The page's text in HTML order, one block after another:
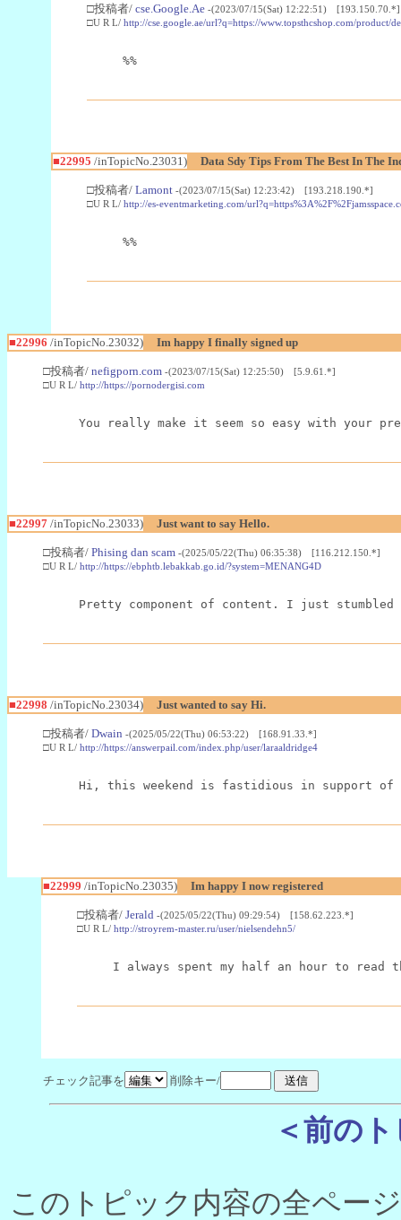
□投稿者/ cse.Google.Ae -(2023/07/15(Sat) 12:22:51) [193.150.70.*]
□U R L/ http://cse.google.ae/url?q=https://www.topsthcshop.com/
%%
■22995 /inTopicNo.23031) Data Sdy Tips From The Best In The
□投稿者/ Lamont -(2023/07/15(Sat) 12:23:42) [193.218.190.*]
□U R L/ http://es-eventmarketing.com/
%%
■22996 /inTopicNo.23032) Im happy I finally signed up
□投稿者/ nefigporn.com -(2023/07/15(Sat) 12:25:50) [5.9.61.*]
□U R L/ http://https://pornodergisi.com
You really make it seem so easy with your
■22997 /inTopicNo.23033) Just want to say Hello.
□投稿者/ Phising dan scam -(2025/05/22(Thu) 06:35:38) [116.212.150.*]
□U R L/ http://https://ebphtb.lebakkab.go.id/?system=MENANG4D
Pretty component of content. I just
■22998 /inTopicNo.23034) Just wanted to say Hi.
□投稿者/ Dwain -(2025/05/22(Thu) 06:53:22) [168.91.33.*]
□U R L/ http://https://answerpail.com/index.php/user/laraaldridge4
Hi, this weekend is fastidious in support of
■22999 /inTopicNo.23035) Im happy I now registered
□投稿者/ Jerald -(2025/05/22(Thu) 09:29:54) [158.62.223.*]
□U R L/ http://stroyrem-master.ru/user/nielsendehn5/
I always spent my half an hour to
チェック記事を 削除キー/
＜前の
このトピック内容の全ペー